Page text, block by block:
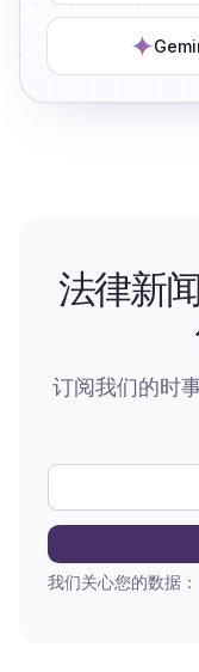
法律新
订阅我们的时
我们关心您的数据：